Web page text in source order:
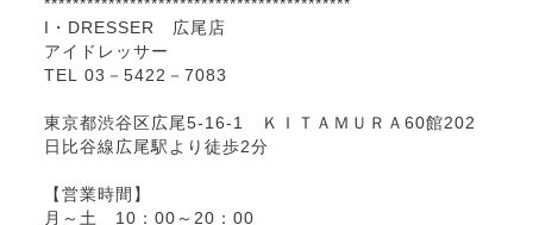
*******************************************
I・DRESSER 広尾店
アイドレッサー
TEL 03－5422－7083
東京都渋谷区広尾5-16-1 ＫＩＴＡＭＵＲＡ60館202
日比谷線広尾駅より徒歩2分
【営業時間】
月～土 10：00～20：00